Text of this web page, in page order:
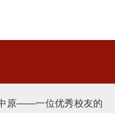
原——一位优秀校友的